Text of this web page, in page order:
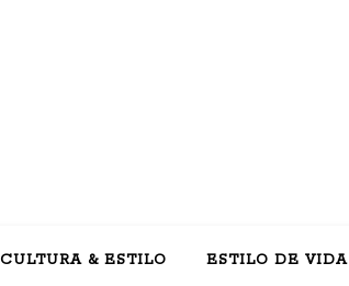
CULTURA & ESTILO ESTILO DE VIDA